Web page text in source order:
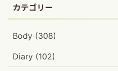
カテゴリー
Body (308)
Diary (102)